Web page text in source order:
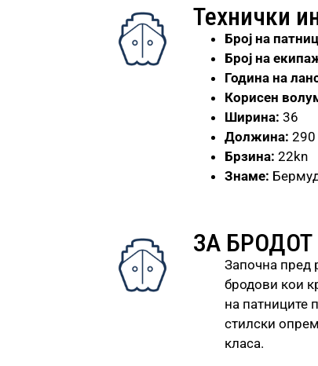
Технички
Број на
Број на
Година на
Корисен
Ширина: 36
Должина: 290
Брзина: 22kn
Знаме:
ЗА БРОДОТ
Започна пред
бродови кои
на патниците
стилски
класа.